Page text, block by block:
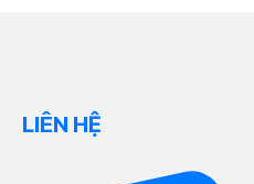
LIÊN HỆ